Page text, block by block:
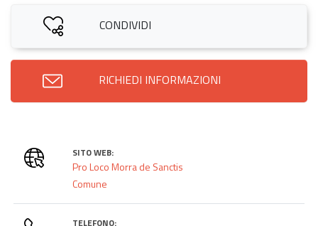
CONDIVIDI
RICHIEDI INFORMAZIONI
SITO WEB:
Pro Loco Morra de Sanctis
Comune
TELEFONO: